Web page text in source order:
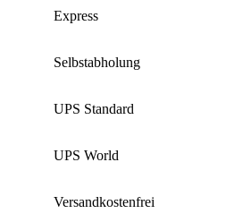
Express
Selbstabholung
UPS Standard
UPS World
Versandkostenfrei